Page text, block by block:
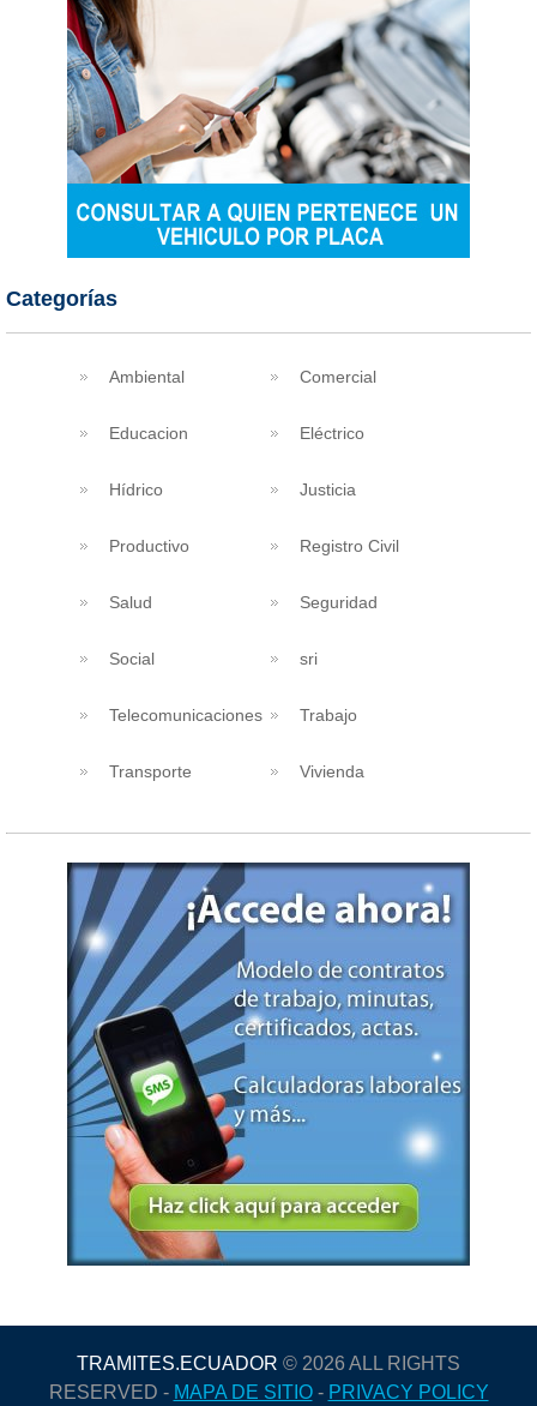
Categorías
Ambiental Comercial
Educacion Eléctrico
Hídrico Justicia
Productivo Registro Civil
Salud Seguridad
Social sri
Telecomunicaciones Trabajo
Transporte Vivienda
TRAMITES.ECUADOR © 2026 ALL RIGHTS
RESERVED - MAPA DE SITIO- PRIVACY POLICY